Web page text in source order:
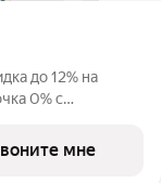
до 12% на
0% с
ставка 4% -
мне